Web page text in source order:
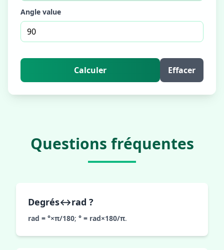
Angle value
Calculer Effacer
Questions fréquentes
Degrés↔rad ?
rad = °×π/180; ° = rad×180/π.